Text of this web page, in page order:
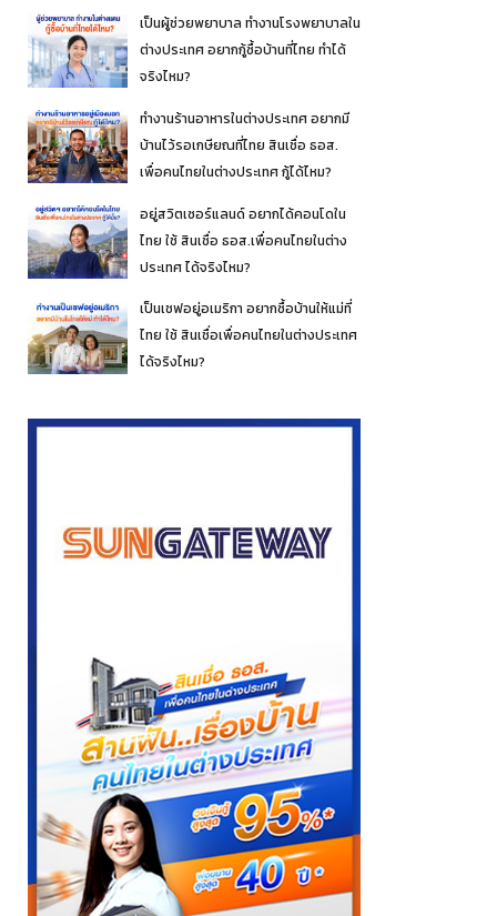
เป็นผู้ช่วยพยาบาล ทำงานโรงพยาบาลใน
ต่างประเทศ อยากกู้ซื้อบ้านที่ไทย ทำได้
จริงไหม?
ทำงานร้านอาหารในต่างประเทศ อยากมี
บ้านไว้รอเกษียณที่ไทย สินเชื่อ ธอส.
เพื่อคนไทยในต่างประเทศ กู้ได้ไหม?
อยู่สวิตเซอร์แลนด์ อยากได้คอนโดใน
ไทย ใช้ สินเชื่อ ธอส.เพื่อคนไทยในต่าง
ประเทศ ได้จริงไหม?
เป็นเชฟอยู่อเมริกา อยากซื้อบ้านให้แม่ที่
ไทย ใช้ สินเชื่อเพื่อคนไทยในต่างประเทศ
ได้จริงไหม?